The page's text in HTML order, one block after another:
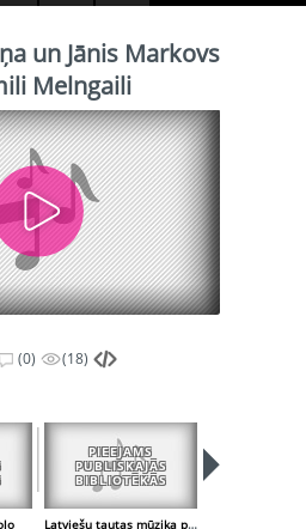
un Jānis Markovs
Melngaili
(0) (18)
PIEEJAMS
PUBLISKAJĀS
BIBLIOTĒKĀS
Latviešu tautas mūzika pēc Em. Melngaiļa pierakstiem - 1. Dziesmas un dejas - stīgu trio